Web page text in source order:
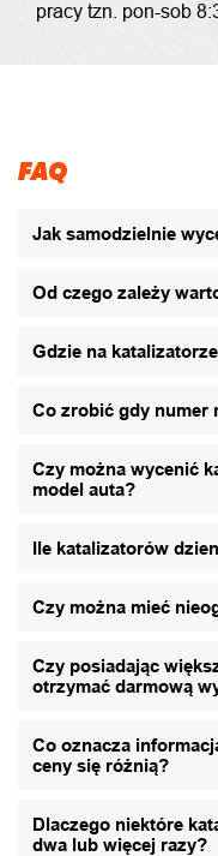
pracy tzn. pon-sob
FAQ
Jak samodzielnie
Od czego zależy
Gdzie na
Co zrobić gdy numer
Czy można wycenić
model auta?
Ile katalizatorów
Czy można mieć
Czy posiadając
otrzymać darmową
Co oznacza
ceny się różnią?
Dlaczego niektóre
dwa lub więcej razy?